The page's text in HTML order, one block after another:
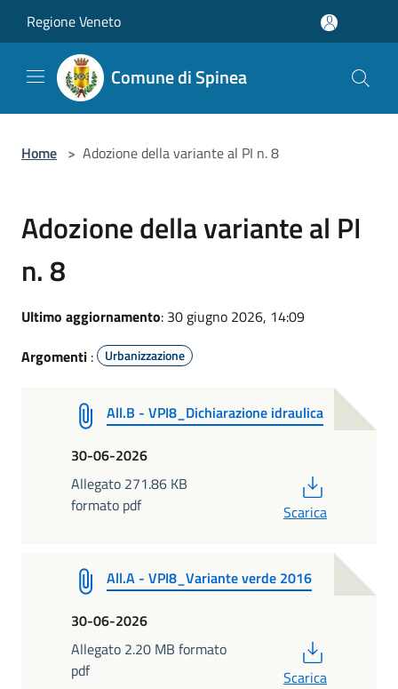
Regione Veneto
Comune di Spinea
Home > Adozione della variante al PI n. 8
Adozione della variante al PI
n. 8
Ultimo aggiornamento: 30 giugno 2026, 14:09
Argomenti : Urbanizzazione
All.B - VPI8_Dichiarazione idraulica
30-06-2026
Allegato 271.86 KB
formato pdf
Scarica
All.A - VPI8_Variante verde 2016
30-06-2026
Allegato 2.20 MB formato
pdf
Scarica